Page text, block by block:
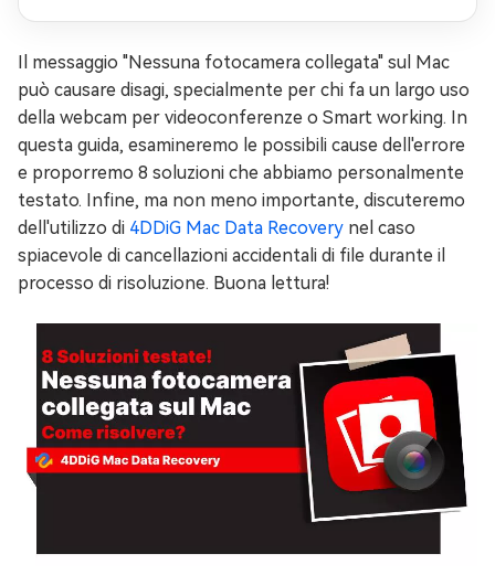
Il messaggio "Nessuna fotocamera collegata" sul Mac
può causare disagi, specialmente per chi fa un largo uso
della webcam per videoconferenze o Smart working. In
questa guida, esamineremo le possibili cause dell'errore
e proporremo 8 soluzioni che abbiamo personalmente
testato. Infine, ma non meno importante, discuteremo
dell'utilizzo di 4DDiG Mac Data Recovery nel caso
spiacevole di cancellazioni accidentali di file durante il
processo di risoluzione. Buona lettura!